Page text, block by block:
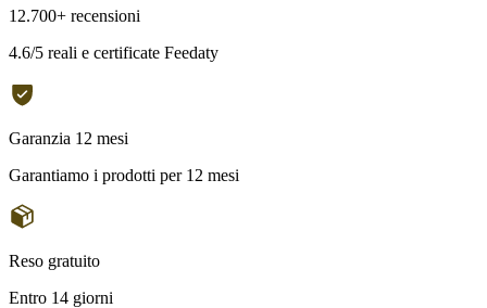
12.700+ recensioni
4.6/5 reali e certificate Feedaty
Garanzia 12 mesi
Garantiamo i prodotti per 12 mesi
Reso gratuito
Entro 14 giorni